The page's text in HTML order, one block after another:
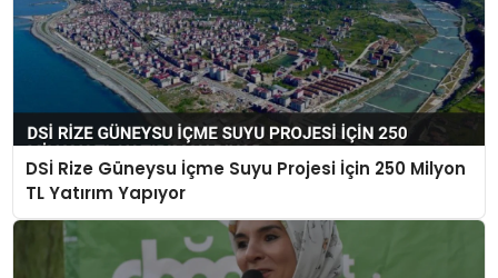
DSİ Rize Güneysu İçme Suyu Projesi İçin 250 Milyon
TL Yatırım Yapıyor